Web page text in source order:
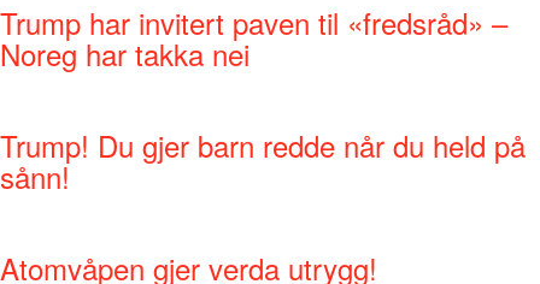
Trump har invitert paven til «fredsråd» –
Noreg har takka nei
Trump! Du gjer barn redde når du held på
sånn!
Atomvåpen gjer verda utrygg!